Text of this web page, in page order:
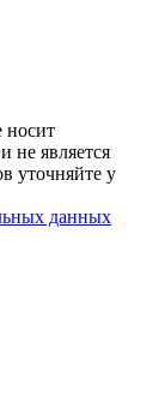
носит
не является
уточняйте у
данных